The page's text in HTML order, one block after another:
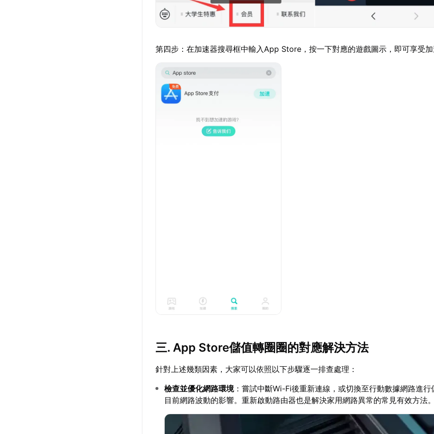
第四步：在加速器搜尋框中輸入App Store，按一下對應的遊戲圖示，即可享受加
三. App Store儲值轉圈圈的對應解決方法
針對上述幾類因素，大家可以依照以下步驟逐一排查處理：
檢查並優化網路環境：嘗試中斷Wi-Fi後重新連線，或切換至行動數據網路進行
目前網路波動的影響。重新啟動路由器也是解決家用網路異常的常見有效方法。